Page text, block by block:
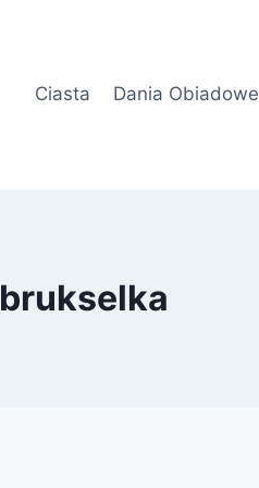
Ciasta
Dania Obiadowe
brukselka